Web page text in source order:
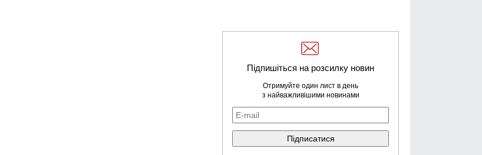
Підпишіться на розсилку новин
Отримуйте один лист в день
з найважливішими новинами